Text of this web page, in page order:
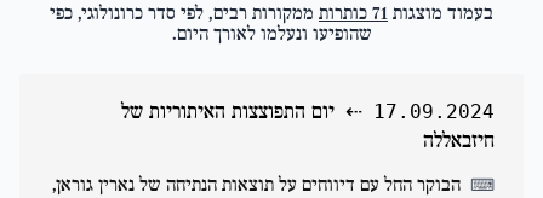
בעמוד מוצגות 71 כותרות ממקורות רבים, לפי סדר כרונולוגי, כפי
שהופיעו ונעלמו לאורך היום.
17.09.2024
⇠ יום התפוצצות האיתוריות של
חיזבאללה
⌨ הבוקר החל עם דיווחים על תוצאות הנתיחה של נארין גוראן,